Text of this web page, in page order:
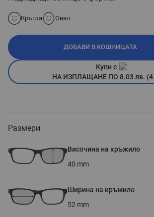
Кръгла Овал
ДОБАВИ В КОШНИЦАТА
Купи с
НА ИЗПЛАЩАНЕ ПО 8.03 лв.
Размери
Височина на кръжило
40 mm
Ширина на кръжило
52 mm